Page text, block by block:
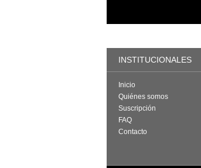
INSTITUCIONALES
Inicio
Quiénes somos
Suscripción
FAQ
Contacto